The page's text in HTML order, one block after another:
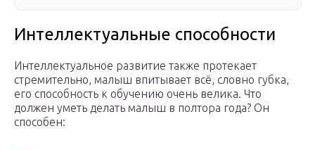
Интеллектуальные способности
Интеллектуальное развитие также протекает
стремительно, малыш впитывает всё, словно губка,
его способность к обучению очень велика. Что
должен уметь делать малыш в полтора года? Он
способен: